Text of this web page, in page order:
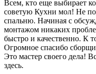
Всем, кто еще выбирает
советую Кухни мол! Не
спальню. Начиная с
монтажом никаких
быстро и качественно. К
Огромное спасибо
Это мастер своего дела!
здесь.